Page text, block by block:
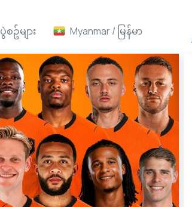
ပွဲစဥ်များ Myanmar / မြန်မာ